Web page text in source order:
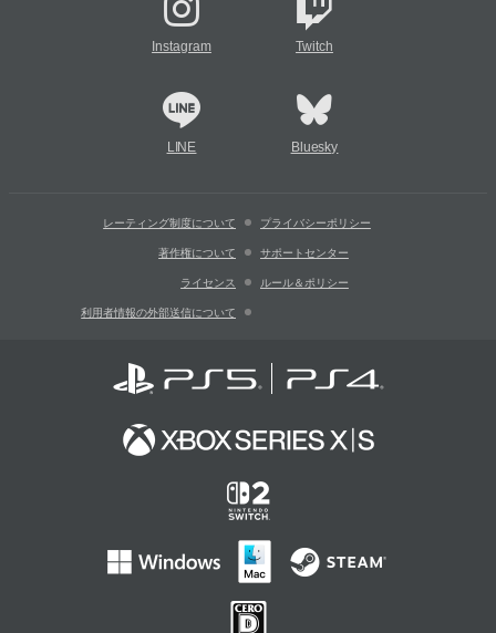
Instagram Twitch
LINE Bluesky
レーティング制度について プライバシーポリシー
著作権について サポートセンター
ライセンス ルール＆ポリシー
利用者情報の外部送信について